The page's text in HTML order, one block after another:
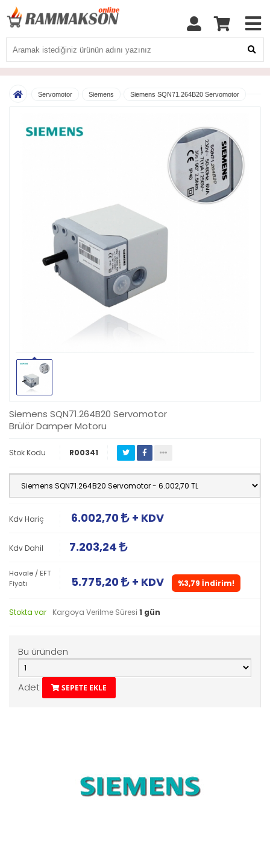
Servomotor Siemens Siemens SQN71.264B20 Servomotor
Siemens SQN71.264B20 Servomotor
Brülör Damper Motoru
Stok Kodu R00341
Kdv Hariç 6.002,70 + KDV
Kdv Dahil 7.203,24
Havale / EFT
Fiyatı
5.775,20 + KDV %3,79 İndirim!
Stokta var Kargoya Verilme Süresi 1 gün
Bu üründen
Adet SEPETE EKLE